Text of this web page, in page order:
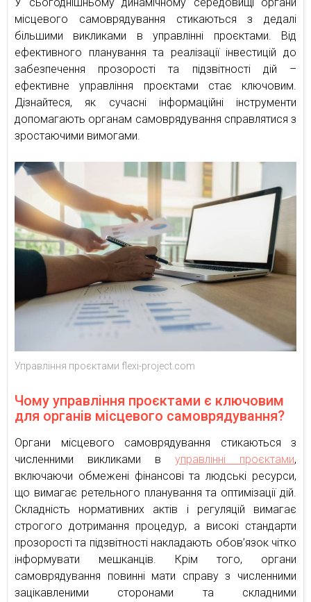
місцевого самоврядування стикаються з дедалі
більшими викликами в управлінні проєктами. Від
ефективного планування та реалізації інвестицій до
забезпечення прозорості та підзвітності дій –
ефективне управління проєктами стає ключовим.
Дізнайтеся, як сучасні інформаційні інструменти
допомагають органам самоврядування справлятися з
зростаючими вимогами.
Управління проєктами flexi-project.com
Чому управління проєктами є ключовим
для органів місцевого самоврядування?
Органи місцевого самоврядування стикаються з
численними викликами в управлінні проєктами,
включаючи обмежені фінансові та людські ресурси,
що вимагає ретельного планування та оптимізації дій.
Складність нормативних актів і регуляцій вимагає
строгого дотримання процедур, а високі стандарти
прозорості та підзвітності накладають обов’язок чітко
інформувати мешканців. Крім того, органи
самоврядування повинні мати справу з численними
зацікавленими сторонами та складними